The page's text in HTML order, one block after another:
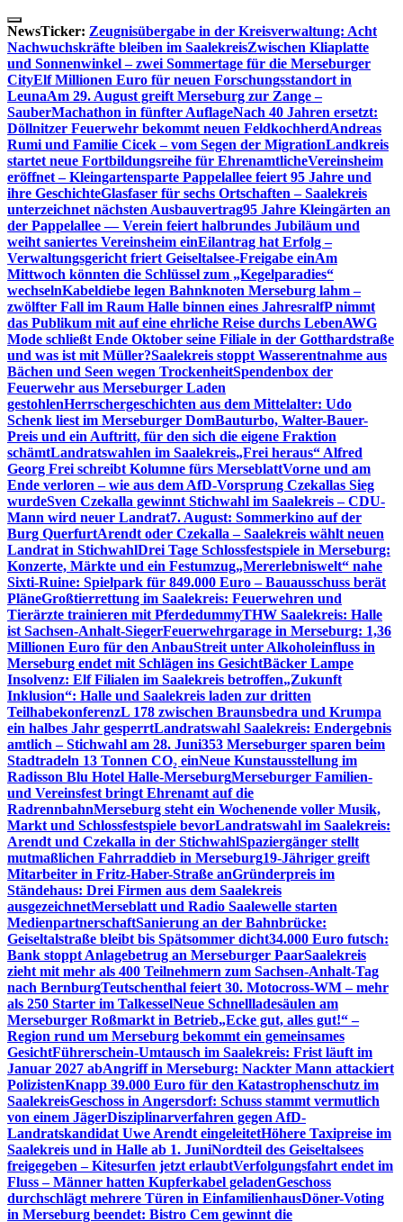
Skip
to
content
NewsTicker: Zeugnisübergabe in der Kreisverwaltung: Acht
Nachwuchskräfte bleiben im SaalekreisZwischen Kliaplatte
und Sonnenwinkel – zwei Sommertage für die Merseburger
CityElf Millionen Euro für neuen Forschungsstandort in
LeunaAm 29. August greift Merseburg zur Zange –
SauberMachathon in fünfter AuflageNach 40 Jahren ersetzt:
Döllnitzer Feuerwehr bekommt neuen FeldkochherdAndreas
Rumi und Familie Cicek – vom Segen der MigrationLandkreis
startet neue Fortbildungsreihe für EhrenamtlicheVereinsheim
eröffnet – Kleingartensparte Pappelallee feiert 95 Jahre und
ihre GeschichteGlasfaser für sechs Ortschaften – Saalekreis
unterzeichnet nächsten Ausbauvertrag95 Jahre Kleingärten an
der Pappelallee — Verein feiert halbrundes Jubiläum und
weiht saniertes Vereinsheim einEilantrag hat Erfolg –
Verwaltungsgericht friert Geiseltalsee-Freigabe einAm
Mittwoch könnten die Schlüssel zum „Kegelparadies“
wechselnKabeldiebe legen Bahnknoten Merseburg lahm –
zwölfter Fall im Raum Halle binnen eines JahresralfP nimmt
das Publikum mit auf eine ehrliche Reise durchs LebenAWG
Mode schließt Ende Oktober seine Filiale in der Gotthardstraße
und was ist mit Müller?Saalekreis stoppt Wasserentnahme aus
Bächen und Seen wegen TrockenheitSpendenbox der
Feuerwehr aus Merseburger Laden
gestohlenHerrschergeschichten aus dem Mittelalter: Udo
Schenk liest im Merseburger DomBauturbo, Walter-Bauer-
Preis und ein Auftritt, für den sich die eigene Fraktion
schämtLandratswahlen im Saalekreis„Frei heraus“ Alfred
Georg Frei schreibt Kolumne fürs MerseblattVorne und am
Ende verloren – wie aus dem AfD-Vorsprung Czekallas Sieg
wurdeSven Czekalla gewinnt Stichwahl im Saalekreis – CDU-
Mann wird neuer Landrat7. August: Sommerkino auf der
Burg QuerfurtArendt oder Czekalla – Saalekreis wählt neuen
Landrat in StichwahlDrei Tage Schlossfestspiele in Merseburg:
Konzerte, Märkte und ein Festumzug„Mererlebniswelt“ nahe
Sixti-Ruine: Spielpark für 849.000 Euro – Bauausschuss berät
PläneGroßtierrettung im Saalekreis: Feuerwehren und
Tierärzte trainieren mit PferdedummyTHW Saalekreis: Halle
ist Sachsen-Anhalt-SiegerFeuerwehrgarage in Merseburg: 1,36
Millionen Euro für den AnbauStreit unter Alkoholeinfluss in
Merseburg endet mit Schlägen ins GesichtBäcker Lampe
Insolvenz: Elf Filialen im Saalekreis betroffen„Zukunft
Inklusion“: Halle und Saalekreis laden zur dritten
TeilhabekonferenzL 178 zwischen Braunsbedra und Krumpa
ein halbes Jahr gesperrtLandratswahl Saalekreis: Endergebnis
amtlich – Stichwahl am 28. Juni353 Merseburger sparen beim
Stadtradeln 13 Tonnen CO₂ einNeue Kunstausstellung im
Radisson Blu Hotel Halle-MerseburgMerseburger Familien-
und Vereinsfest bringt Ehrenamt auf die
RadrennbahnMerseburg steht ein Wochenende voller Musik,
Markt und Schlossfestspiele bevorLandratswahl im Saalekreis:
Arendt und Czekalla in der StichwahlSpaziergänger stellt
mutmaßlichen Fahrraddieb in Merseburg19-Jähriger greift
Mitarbeiter in Fritz-Haber-Straße anGründerpreis im
Ständehaus: Drei Firmen aus dem Saalekreis
ausgezeichnetMerseblatt und Radio Saalewelle starten
MedienpartnerschaftSanierung an der Bahnbrücke:
Geiseltalstraße bleibt bis Spätsommer dicht34.000 Euro futsch:
Bank stoppt Anlagebetrug an Merseburger PaarSaalekreis
zieht mit mehr als 400 Teilnehmern zum Sachsen-Anhalt-Tag
nach BernburgTeutschenthal feiert 30. Motocross-WM – mehr
als 250 Starter im TalkesselNeue Schnellladesäulen am
Merseburger Roßmarkt in Betrieb„Ecke gut, alles gut!“ –
Region rund um Merseburg bekommt ein gemeinsames
GesichtFührerschein-Umtausch im Saalekreis: Frist läuft im
Januar 2027 abAngriff in Merseburg: Nackter Mann attackiert
PolizistenKnapp 39.000 Euro für den Katastrophenschutz im
SaalekreisGeschoss in Angersdorf: Schuss stammt vermutlich
von einem JägerDisziplinarverfahren gegen AfD-
Landratskandidat Uwe Arendt eingeleitetHöhere Taxipreise im
Saalekreis und in Halle ab 1. JuniNordteil des Geiseltalsees
freigegeben – Kitesurfen jetzt erlaubtVerfolgungsfahrt endet im
Fluss – Männer hatten Kupferkabel geladenGeschoss
durchschlägt mehrere Türen in EinfamilienhausDöner-Voting
in Merseburg beendet: Bistro Cem gewinnt die